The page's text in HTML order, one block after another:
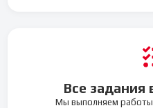
Все задания
Мы выполняем